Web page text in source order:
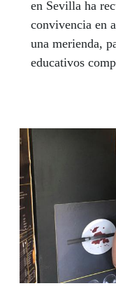
en Sevilla ha
convivencia en
una merienda,
educativos